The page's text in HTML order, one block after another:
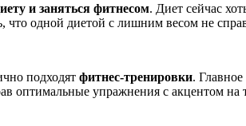
и заняться фитнесом. Диет сейчас
что одной диетой с лишним весом не
подходят фитнес-тренировки.
оптимальные упражнения с акцентом на